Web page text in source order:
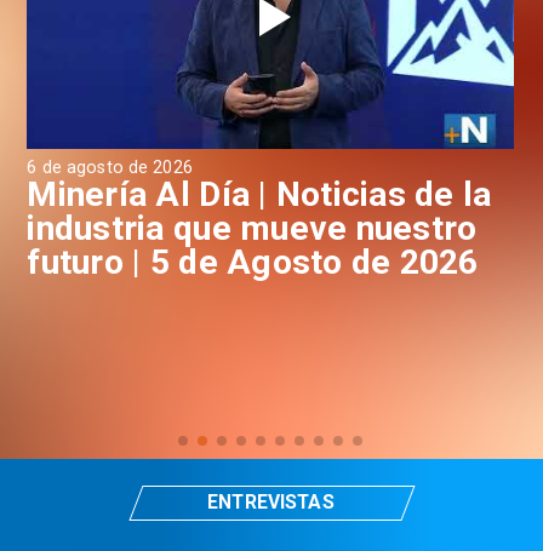
agosto de 2026
Al Día | Noticias de la
que mueve nuestro
| 5 de Agosto de 2026
ENTREVISTAS